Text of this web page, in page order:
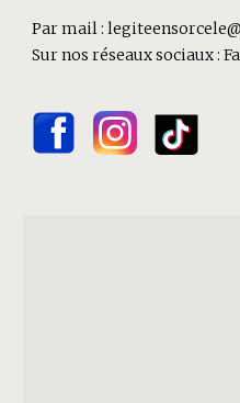
Par mail :
Sur nos réseaux sociaux :